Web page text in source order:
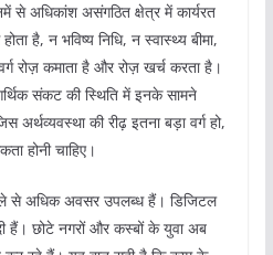
से अधिकांश असंगठित क्षेत्र में कार्यरत
है, न भविष्य निधि, न स्वास्थ्य बीमा,
रोज़ कमाता है और रोज़ खर्च करता है।
संकट की स्थिति में इनके सामने
की रीढ़ इतना बड़ा वर्ग हो,
होनी चाहिए।
से अधिक अवसर उपलब्ध हैं। डिजिटल
हैं। छोटे नगरों और कस्बों के युवा अब